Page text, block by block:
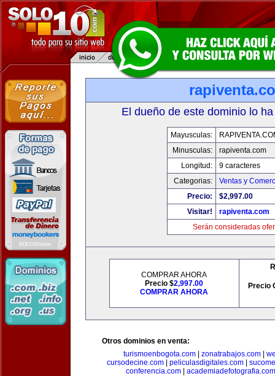
El dueño de este dominio lo
Mayusculas:
Minusculas:
rapiventa.com
Longitud:
9 caracteres
Categorias:
Ventas y
Precio:
$2,997.00
Visitar!
rapiventa.com
Serán consideradas
COMPRAR AHORA
Precio $2,997.00
COMPRAR AHORA
Precio
Otros dominios en venta:
turismoenbogota.com
zonatrabajos.com
cursodecine.com
peliculasdigitales.com
conferencia.com| academiadefotografia.com